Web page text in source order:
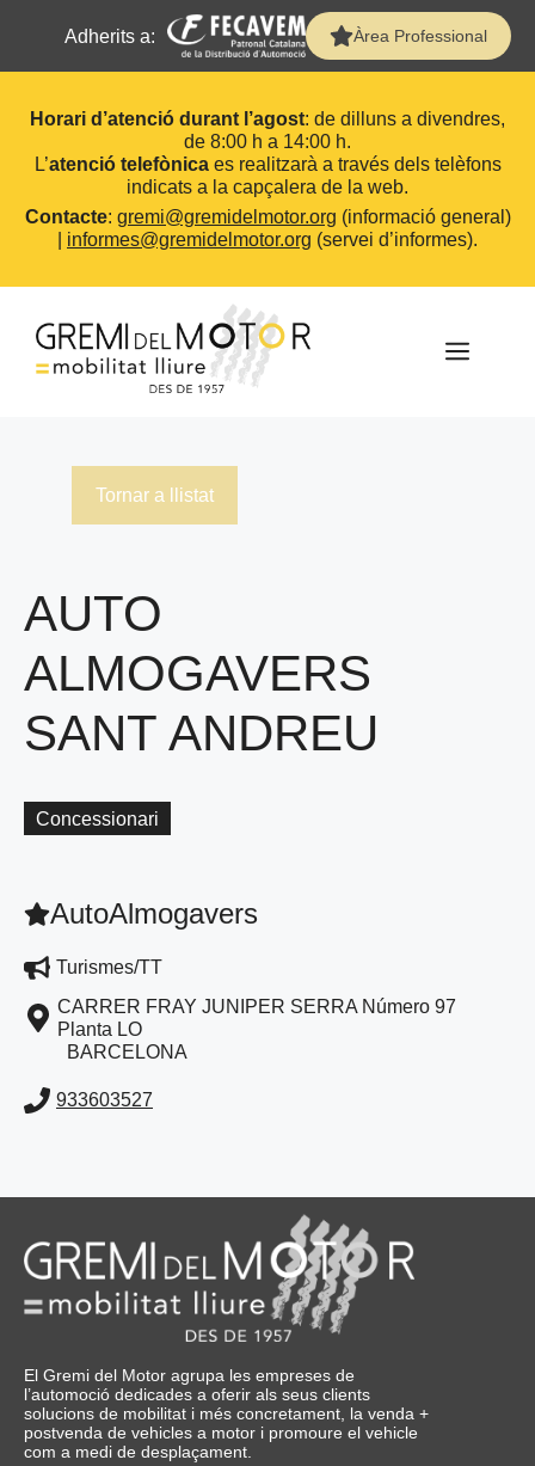
Adherits a: Àrea Professional
Horari d’atenció durant l’agost: de dilluns a divendres,
de 8:00 h a 14:00 h.
L’atenció telefònicaes realitzarà a través dels telèfons
indicats a la capçalera de la web.
Contacte: gremi@gremidelmotor.org (informació general)
informes@gremidelmotor.org (servei d’informes).
contingut
Tornar a llistat
AUTO
ALMOGAVERS
SANT ANDREU
Concessionari
AutoAlmogavers
Turismes/TT
CARRER FRAY JUNIPER SERRA Número 97
Planta LO
BARCELONA
933603527
El Gremi del Motor agrupa les empreses de
l’automoció dedicades a oferir als seus clients
solucions de mobilitat i més concretament, la venda +
postvenda de vehicles a motor i promoure el vehicle
com a medi de desplaçament.